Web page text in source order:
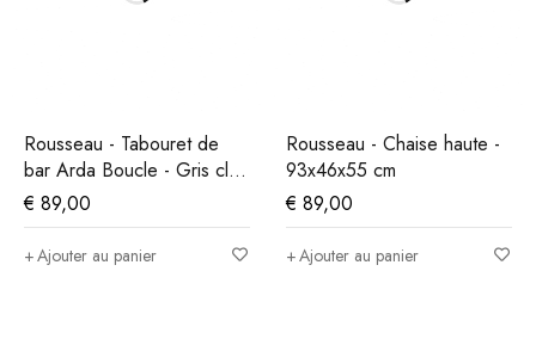
Rousseau - Tabouret de
bar Arda Boucle - Gris clair
- 86x49x46 cm
€ 89,00
Ajouter au panier
Rousseau - Chaise haute -
93x46x55 cm
€ 89,00
Ajouter au panier